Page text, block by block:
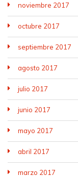
noviembre 2017
octubre 2017
septiembre 2017
agosto 2017
julio 2017
junio 2017
mayo 2017
abril 2017
marzo 2017